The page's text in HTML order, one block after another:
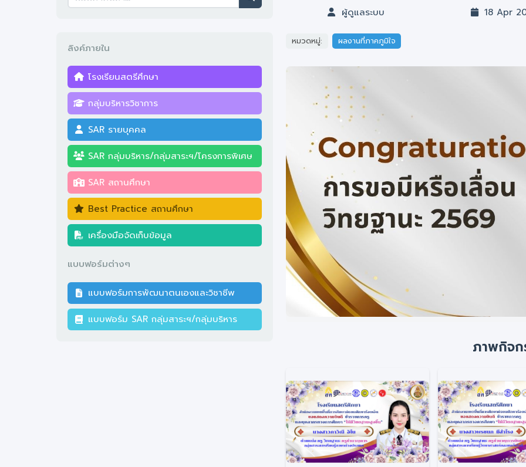
ลิงค์ภายใน
โรงเรียนสตรีศึกษา
กลุ่มบริหารวิชาการ
SAR รายบุคคล
SAR กลุ่มบริหาร/กลุ่มสาระฯ/โครงการพิเศษ
SAR สถานศึกษา
Best Practice สถานศึกษา
เครื่องมือจัดเก็บข้อมูล
แบบฟอร์มต่างๆ
แบบฟอร์มการพัฒนาตนเองและวิชาชีพ
แบบฟอร์ม SAR กลุ่มสาระฯ/กลุ่มบริหาร
ผู้ดูแลระบบ 18 Apr
หมวดหมู่: ผลงานที่ภาคภูมิใจ
ภาพกิจก